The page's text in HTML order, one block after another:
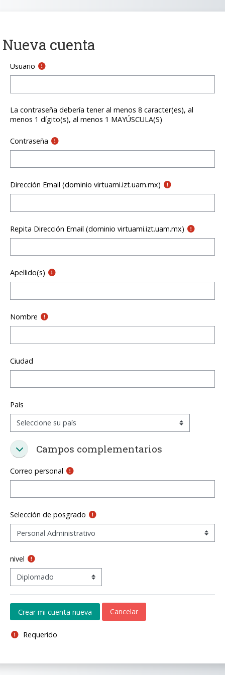
Nueva cuenta
Usuario
La contraseña debería tener al menos 8 caracter(es), al
menos 1 dígito(s), al menos 1 MAYÚSCULA(S)
Contraseña
Dirección Email (dominio virtuami.izt.uam.mx)
Repita Dirección Email (dominio virtuami.izt.uam.mx)
Apellido(s)
Nombre
Ciudad
País
Campos complementarios
Campos complementarios
Campos complementarios
Correo personal
Selección de posgrado
nivel
Requerido